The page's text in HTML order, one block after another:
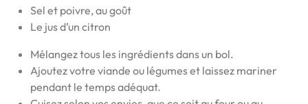
Sel et poivre, au goût
Le jus d’un citron
Mélangez tous les ingrédients dans un bol.
Ajoutez votre viande ou légumes et laissez mariner
pendant le temps adéquat.